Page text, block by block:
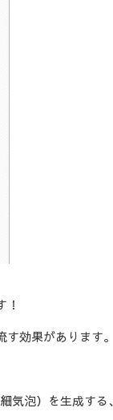
！
効果があります。
気泡）を生成する、